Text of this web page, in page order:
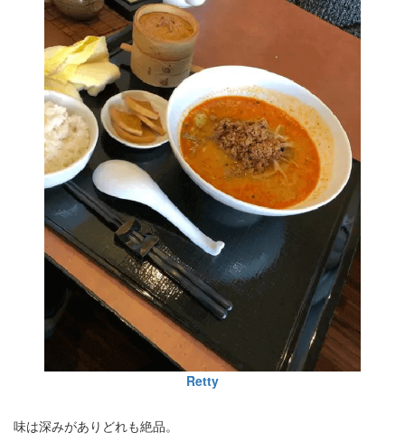
Retty
味は深みがありどれも絶品。